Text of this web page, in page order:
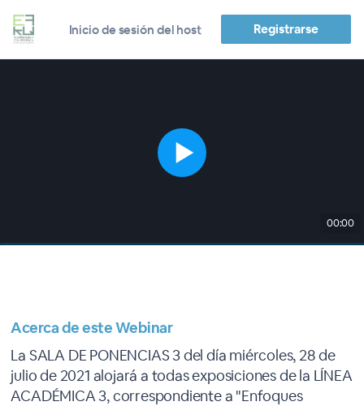
Inicio de sesión del host Registrarse
00:00
Acerca de este Webinar
La SALA DE PONENCIAS 3 del día miércoles, 28 de
julio de 2021 alojará a todas exposiciones de la LÍNEA
ACADÉMICA 3, correspondiente a "Enfoques